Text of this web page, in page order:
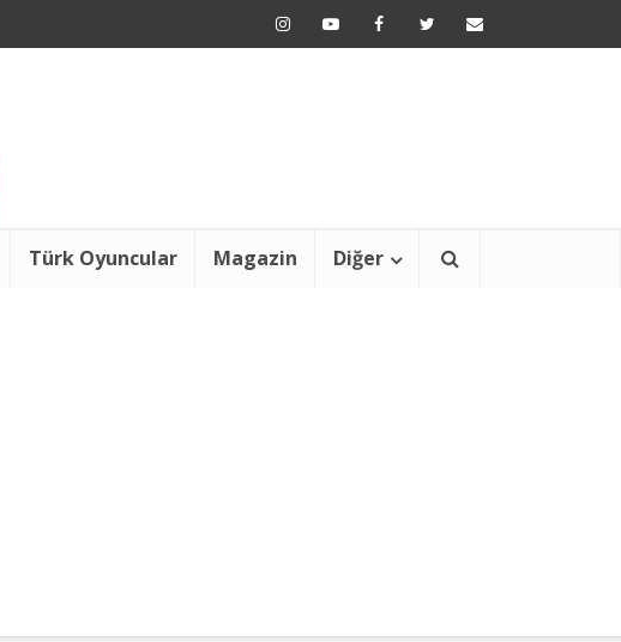
Türk Oyuncular Magazin Diğer